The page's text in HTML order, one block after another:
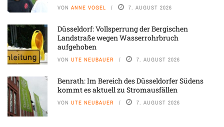
VON ANNE VOGEL 7. AUGUST 2026
Düsseldorf: Vollsperrung der Bergischen
Landstraße wegen Wasserrohrbruch
aufgehoben
VON UTE NEUBAUER 7. AUGUST 2026
Benrath: Im Bereich des Düsseldorfer Südens
kommt es aktuell zu Stromausfällen
VON UTE NEUBAUER 7. AUGUST 2026